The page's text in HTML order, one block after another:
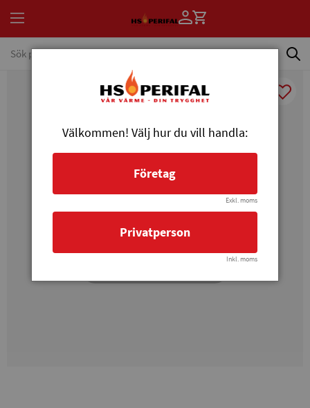
Välkommen! Välj hur du vill handla:
Företag
Exkl. moms
Privatperson
Inkl. moms